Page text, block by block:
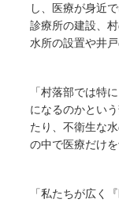
し、医療が身近
診療所の建設、
水所の設置や井
「村落部では特
になるのかとい
たり、不衛生な
の中で医療だけ
「私たちが広く